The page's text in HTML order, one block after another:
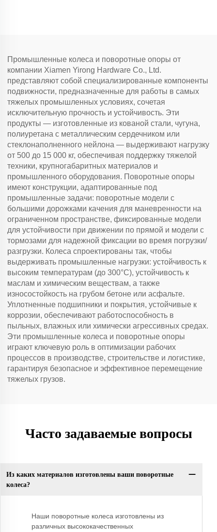
Промышленные колеса и поворотные опоры от
компании Xiamen Yirong Hardware Co., Ltd.
представляют собой специализированные компоненты
подвижности, предназначенные для работы в самых
тяжелых промышленных условиях, сочетая
исключительную прочность и устойчивость. Эти
продукты — изготовленные из кованой стали, чугуна,
полиуретана с металлическим сердечником или
стеклонаполненного нейлона — выдерживают нагрузку
от 500 до 15 000 кг, обеспечивая поддержку тяжелой
техники, крупногабаритных материалов и
промышленного оборудования. Поворотные опоры
имеют конструкции, адаптированные под
промышленные задачи: поворотные модели с
большими дорожками качения для маневренности на
ограниченном пространстве, фиксированные модели
для устойчивости при движении по прямой и модели с
тормозами для надежной фиксации во время погрузки/
разгрузки. Колеса спроектированы так, чтобы
выдерживать промышленные нагрузки: устойчивость к
высоким температурам (до 300°C), устойчивость к
маслам и химическим веществам, а также
износостойкость на грубом бетоне или асфальте.
Уплотненные подшипники и покрытия, устойчивые к
коррозии, обеспечивают работоспособность в
пыльных, влажных или химически агрессивных средах.
Эти промышленные колеса и поворотные опоры
играют ключевую роль в оптимизации рабочих
процессов в производстве, строительстве и логистике,
гарантируя безопасное и эффективное перемещение
тяжелых грузов.
Часто задаваемые вопросы
Из каких материалов изготовлены ваши поворотные
колеса?
Наши поворотные колеса изготовлены из
различных высококачественных